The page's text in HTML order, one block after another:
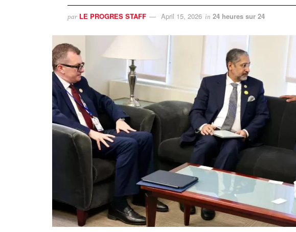
par LE PROGRES STAFF April 15, 2026 in 24 heures sur 24